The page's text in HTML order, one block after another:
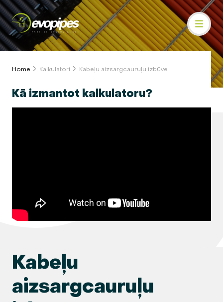
Home Kalkulatori Kabeļu aizsargcauruļu izbūve
Kabeļu
aizsargcauruļu
Kā izmantot kalkulatoru?